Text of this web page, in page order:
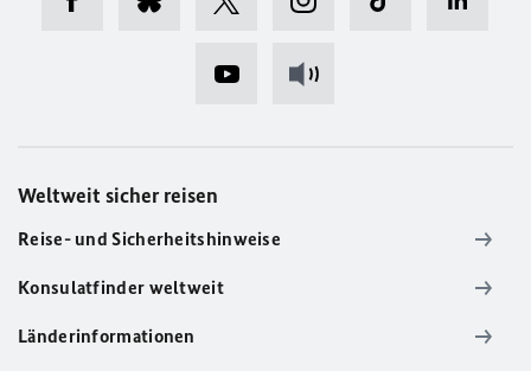
Weltweit sicher reisen
Reise- und Sicherheitshinweise
Konsulatfinder weltweit
Länderinformationen